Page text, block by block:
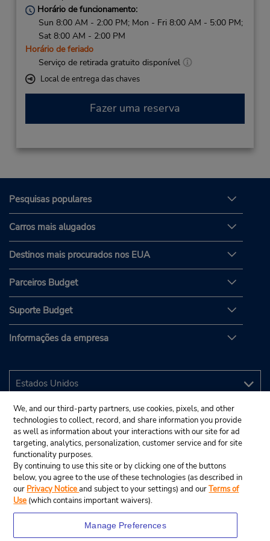
Horário de funcionamento:
Sun 8:00 AM - 2:00 PM; Mon - Fri 8:00 AM - 5:00 PM;
Sat 8:00 AM - 2:00 PM
Horário de feriado
Serviço de retirada gratuito disponível
Local de entrega das chaves
Fazer uma reserva
Pesquisas populares
Carros mais alugados
Destinos mais procurados nos EUA
Parceiros Budget
Suporte Budget
Informações da empresa
We, and our third-party partners, use cookies, pixels, and other
technologies to collect, record, and share information you provide
as well as information about your interactions with our site for ad
targeting, analytics, personalization, customer service and for site
functionality purposes.
By continuing to use this site or by clicking one of the buttons
below, you agree to the use of these technologies (as described in
our Privacy Noticeand subject to your settings) and ourTerms of
Use (which contains important waivers).
Manage Preferences